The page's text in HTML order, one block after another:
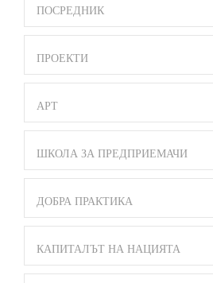
ПОСРЕДНИК
ПРОЕКТИ
АРТ
ШКОЛА ЗА ПРЕДПРИЕМАЧИ
ДОБРА ПРАКТИКА
КАПИТАЛЪТ НА НАЦИЯТА